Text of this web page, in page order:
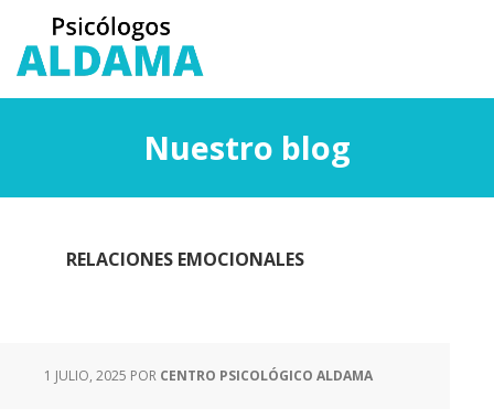
contenido
principal
barra
Nuestro blog
RELACIONES EMOCIONALES
1 JULIO, 2025 POR CENTRO PSICOLÓGICO ALDAMA